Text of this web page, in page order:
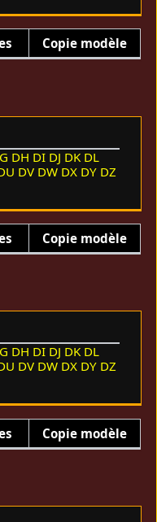
Copie modèle
DH DI DJ DK DL
DV DW DX DY DZ
Copie modèle
DH DI DJ DK DL
DV DW DX DY DZ
Copie modèle